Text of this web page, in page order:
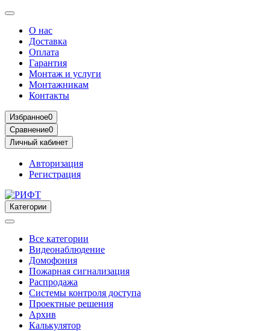
О нас
Доставка
Оплата
Гарантия
Монтаж и услуги
Монтажникам
Контакты
Избранное0
Сравнение0
Личный кабинет
Авторизация
Регистрация
Категории
Все категории
Видеонаблюдение
Домофония
Пожарная сигнализация
Распродажа
Системы контроля доступа
Проектные решения
Архив
Калькулятор